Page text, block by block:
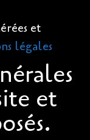
et
légales
et